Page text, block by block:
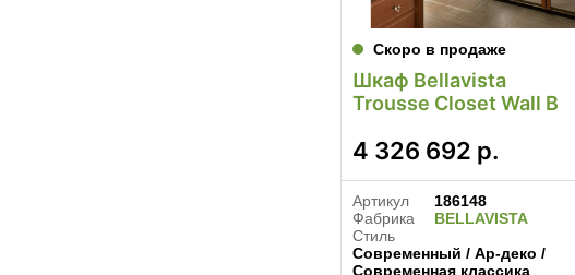
Скоро в продаже
Шкаф Bellavista
Trousse Closet Wall B
4 326 692 р.
Артикул
186148
Фабрика
BELLAVISTA
Стиль
Современный / Ар-деко /
Современная классика